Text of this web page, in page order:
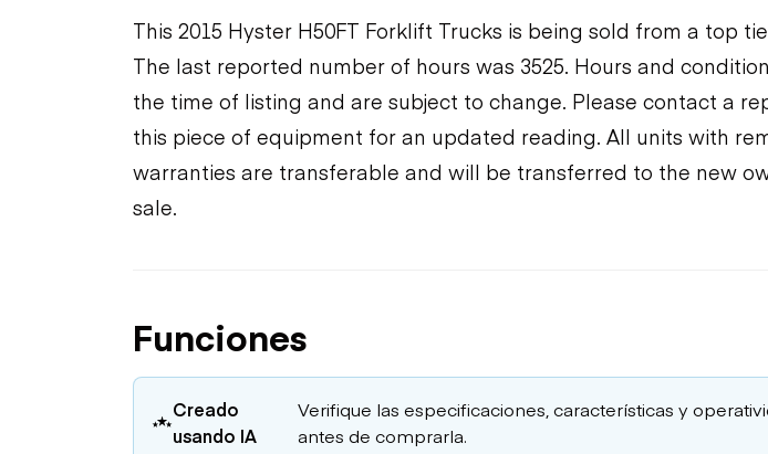
This 2015 Hyster H50FT Forklift Trucks is being sold from a top
The last reported number of hours was 3525. Hours and
the time of listing and are subject to change. Please contact a
this piece of equipment for an updated reading. All units with
warranties are transferable and will be transferred to the new
sale.
Funciones
Creado
usando IA
Verifique las especificaciones, características y
antes de comprarla.